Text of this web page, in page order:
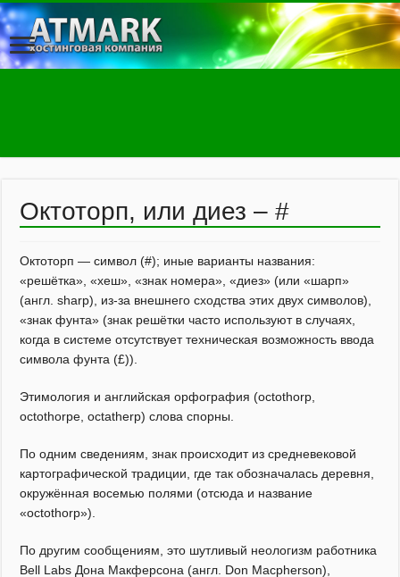
Октоторп, или диез – #
Октоторп — символ (#); иные варианты названия:
«решётка», «хеш», «знак номера», «диез» (или «шарп»
(англ. sharp), из-за внешнего сходства этих двух символов),
«знак фунта» (знак решётки часто используют в случаях,
когда в системе отсутствует техническая возможность ввода
символа фунта (£)).
Этимология и английская орфография (octothorp,
octothorpe, octatherp) слова спорны.
По одним сведениям, знак происходит из средневековой
картографической традиции, где так обозначалась деревня,
окружённая восемью полями (отсюда и название
«octothorp»).
По другим сообщениям, это шутливый неологизм работника
Bell Labs Дона Макферсона (англ. Don Macpherson),